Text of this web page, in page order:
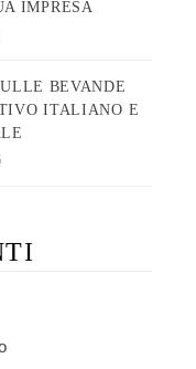
IMPRESA
BEVANDE
ITALIANO E